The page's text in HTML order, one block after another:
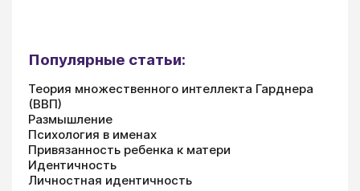
Популярные статьи:
Теория множественного интеллекта Гарднера
(ВВП)
Размышление
Психология в именах
Привязанность ребенка к матери
Идентичность
Личностная идентичность